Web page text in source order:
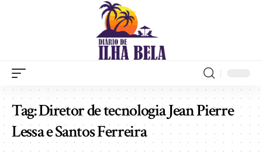
Tag:Diretor de tecnologia Jean Pierre
Lessa e Santos Ferreira